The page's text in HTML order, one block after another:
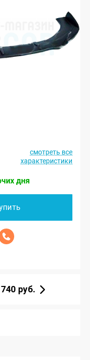
смотреть все
характеристики
дня
740 руб.